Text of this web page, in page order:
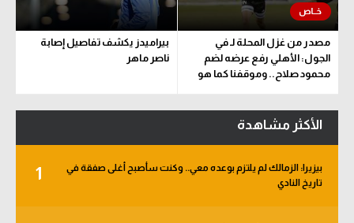
مصدر من غزل المحلة لـ في
الجول: الأهلي رفع عرضه لضم
محمود صلاح.. وموقفنا كما هو
بيراميدز يكشف تفاصيل إصابة
ناصر ماهر
الأكثر مشاهدة
1
بيزيرا: الزمالك لم يلتزم بوعده معي.. وكنت سأصبح أغلى صفقة في
تاريخ النادي